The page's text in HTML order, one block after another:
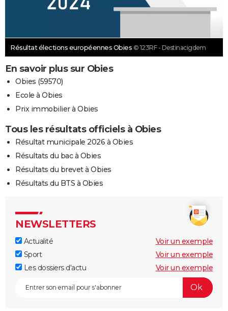
Résultat élections européennes Obies © 123RF - Destinacigdem
En savoir plus sur Obies
Obies (59570)
Ecole à Obies
Prix immobilier à Obies
Tous les résultats officiels à Obies
Résultat municipale 2026 à Obies
Résultats du bac à Obies
Résultats du brevet à Obies
Résultats du BTS à Obies
NEWSLETTERS
Actualité
Voir un exemple
Sport
Voir un exemple
Les dossiers d'actu
Voir un exemple